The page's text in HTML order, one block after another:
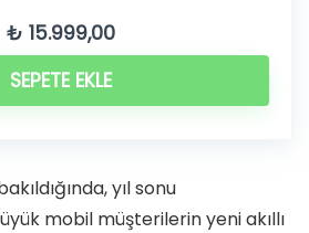
₺ 15.999,00
SEPETE EKLE
yıl sonu
mobil müşterilerin yeni akıllı